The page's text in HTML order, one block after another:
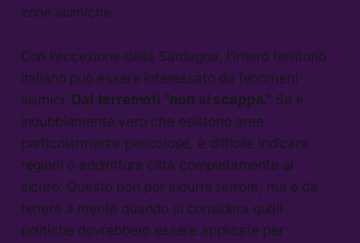
zone sismiche.
Con l’eccezione della Sardegna, l’intero territorio
italiano può essere interessato da fenomeni
sismici. Dai terremoti “non si scappa.” Se è
indubbiamente vero che esistono aree
particolarmente pericolose, è difficile indicare
regioni o addirittura città completamente al
sicuro. Questo non per indurre terrore, ma è da
tenere a mente quando si considera quali
politiche dovrebbero essere applicate per